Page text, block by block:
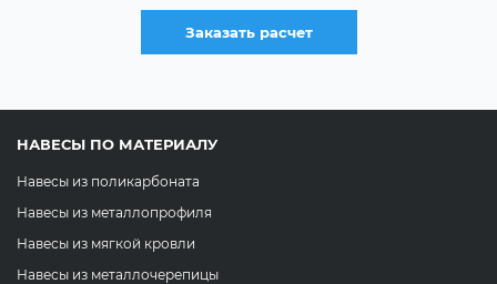
Заказать расчет
НАВЕСЫ ПО МАТЕРИАЛУ
Навесы из поликарбоната
Навесы из металлопрофиля
Навесы из мягкой кровли
Навесы из металлочерепицы